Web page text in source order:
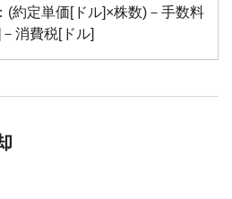
(約定単価[ドル]×株数)－手数料
消費税[ドル]